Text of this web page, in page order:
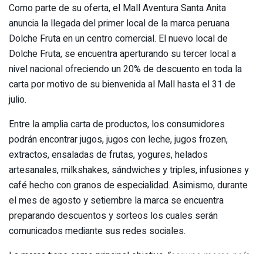
Como parte de su oferta, el Mall Aventura Santa Anita
anuncia la llegada del primer local de la marca peruana
Dolche Fruta en un centro comercial. El nuevo local de
Dolche Fruta, se encuentra aperturando su tercer local a
nivel nacional ofreciendo un 20% de descuento en toda la
carta por motivo de su bienvenida al Mall hasta el 31 de
julio.
Entre la amplia carta de productos, los consumidores
podrán encontrar jugos, jugos con leche, jugos frozen,
extractos, ensaladas de frutas, yogures, helados
artesanales, milkshakes, sándwiches y triples, infusiones y
café hecho con granos de especialidad. Asimismo, durante
el mes de agosto y setiembre la marca se encuentra
preparando descuentos y sorteos los cuales serán
comunicados mediante sus redes sociales.